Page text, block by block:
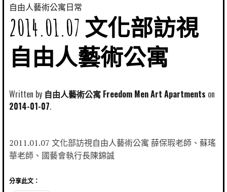
自由人藝術公寓日常
2014.01.07 文化部訪視
自由人藝術公寓
Written by 自由人藝術公寓 Freedom Men Art Apartments
2014-01-07
2011.01.07 文化部訪視自由人藝術公寓 薛保瑕老師、蘇瑤
華老師、國藝會執行長陳錦誠
分享此文：